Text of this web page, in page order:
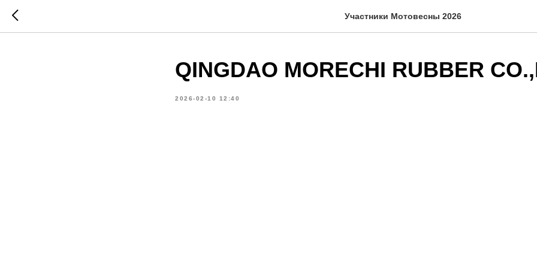
Участники Мотовесны 2026
QINGDAO MORECHI RUBBER
2026-02-10 12:40